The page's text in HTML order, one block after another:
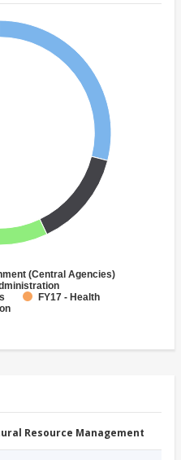
(Central Agencies)
FY17 - Health
Resource Management